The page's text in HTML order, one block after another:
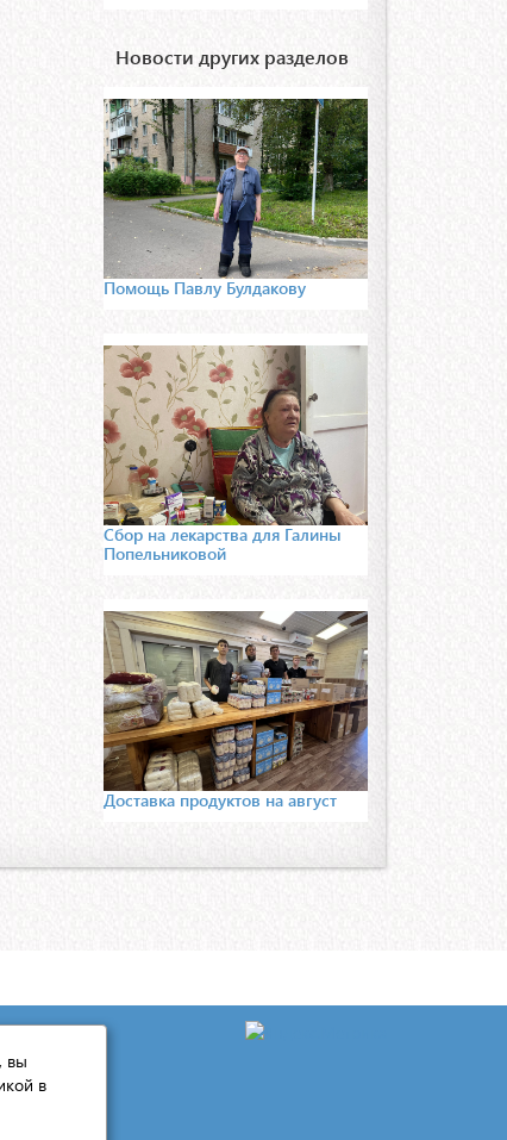
Новости других разделов
Помощь Павлу Булдакову
Сбор на лекарства для Галины
Попельниковой
Доставка продуктов на август
вы
в